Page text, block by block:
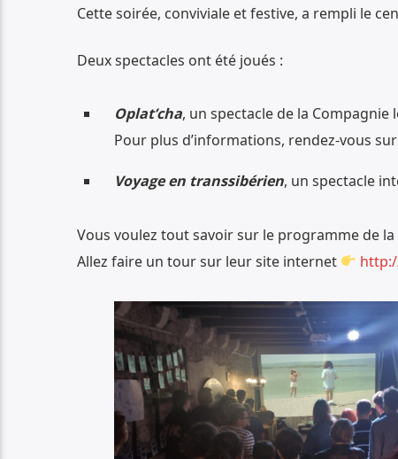
Cette soirée, conviviale et festive, a rempli le
Deux spectacles ont été joués :
Oplat’cha, un spectacle de la Compagnie
Pour plus d’informations, rendez-vous
Voyage en transsibérien, un spectacle
Vous voulez tout savoir sur le programme de la
Allez faire un tour sur leur site internet